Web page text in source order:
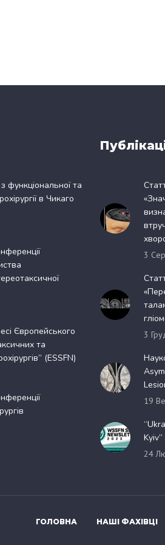
функціональної та
в Чикаго
Європейського
та
(ESSFN)
3
3
19
24
ГОЛОВНА НАШІ ФАХІВЦІ